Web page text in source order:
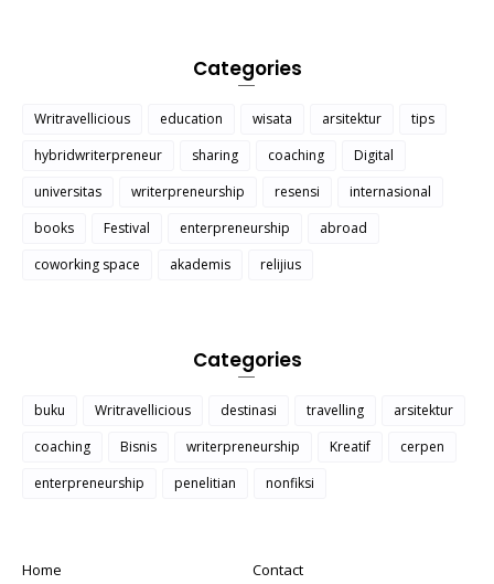
Categories
Writravellicious education wisata arsitektur
tips
hybridwriterpreneur
sharing coaching
Digital
universitas
writerpreneurship resensi
internasional
books
Festival enterpreneurship
abroad
coworking space
akademis relijius
Categories
buku Writravellicious destinasi travelling
arsitektur
coaching
Bisnis writerpreneurship Kreatif
cerpen
enterpreneurship
penelitian nonfiksi
Home
Contact